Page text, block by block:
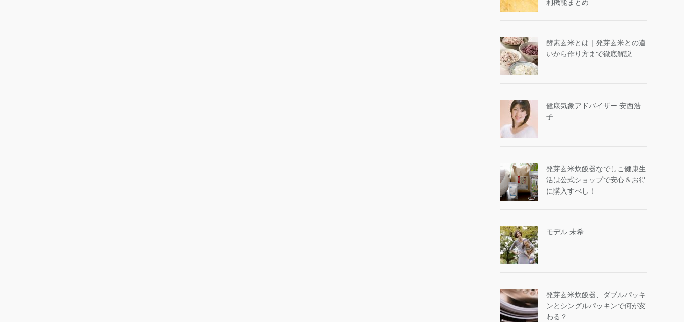
利機能まとめ
酵素玄米とは｜発芽玄米との違
いから作り方まで徹底解説
健康気象アドバイザー 安西浩
子
発芽玄米炊飯器なでしこ健康生
活は公式ショップで安心＆お得
に購入すべし！
モデル 未希
発芽玄米炊飯器、ダブルパッキ
ンとシングルパッキンで何が変
わる？